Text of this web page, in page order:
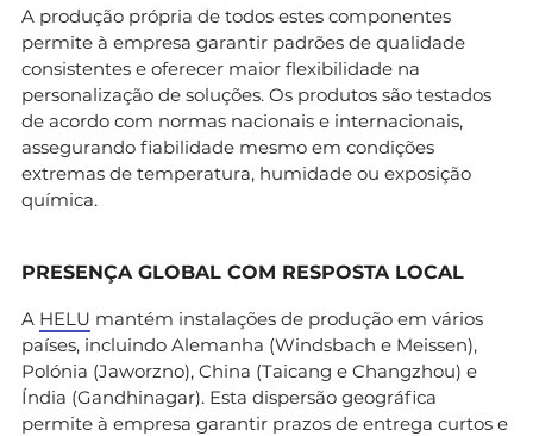
A produção própria de todos estes componentes
permite à empresa garantir padrões de qualidade
consistentes e oferecer maior flexibilidade na
personalização de soluções. Os produtos são testados
de acordo com normas nacionais e internacionais,
assegurando fiabilidade mesmo em condições
extremas de temperatura, humidade ou exposição
química.
PRESENÇA GLOBAL COM RESPOSTA LOCAL
A HELU mantém instalações de produção em vários
países, incluindo Alemanha (Windsbach e Meissen),
Polónia (Jaworzno), China (Taicang e Changzhou) e
Índia (Gandhinagar). Esta dispersão geográfica
permite à empresa garantir prazos de entrega curtos e